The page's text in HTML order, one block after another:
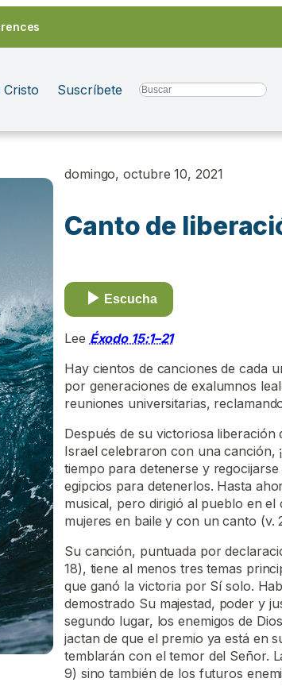
Cristo Suscríbete Search
domingo, octubre 10, 2021
Canto de
Escucha
Lee Éxodo 15:1–21
Hay cientos de canciones de cada
por generaciones de exalumnos
reuniones universitarias,
Después de su victoriosa
Israel celebraron con una canción,
tiempo para detenerse y
egipcios para detenerlos. Hasta
musical, pero dirigió al pueblo en el
mujeres en baile y con un canto (v.
Su canción, puntuada por
18), tiene al menos tres temas
que ganó la victoria por Sí solo.
demostrado Su majestad, poder y
segundo lugar, los enemigos de
jactan de que el premio ya está en
temblarán con el temor del Señor.
9) sino también de los futuros